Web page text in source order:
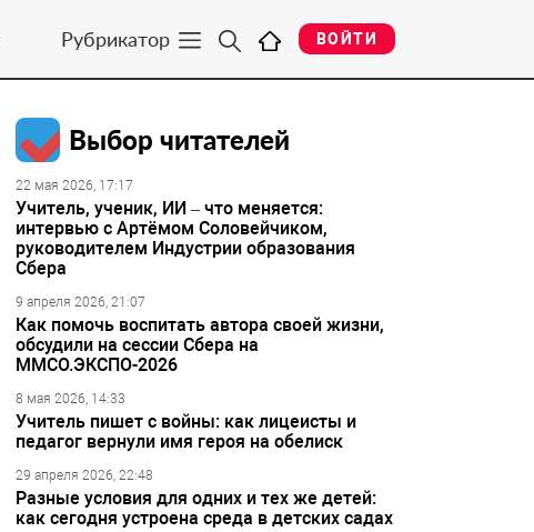
Рубрикатор ВОЙТИ
Выбор читателей
22 мая 2026, 17:17
Учитель, ученик, ИИ – что меняется:
интервью с Артёмом Соловейчиком,
руководителем Индустрии образования
Сбера
9 апреля 2026, 21:07
Как помочь воспитать автора своей жизни,
обсудили на сессии Сбера на
ММСО.ЭКСПО-2026
8 мая 2026, 14:33
Учитель пишет с войны: как лицеисты и
педагог вернули имя героя на обелиск
29 апреля 2026, 22:48
Разные условия для одних и тех же детей:
как сегодня устроена среда в детских садах